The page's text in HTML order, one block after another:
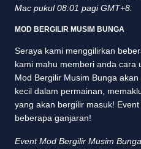
Mac pukul 08:01 pagi GMT+8.
MOD BERGILIR MUSIM BUNGA
Seraya kami menggilirkan
kami mahu memberi anda cara
Mod Bergilir Musim Bunga
kecil dalam permainan,
yang akan bergilir masuk!
beberapa ganjaran!
Event Mod Bergilir Musim